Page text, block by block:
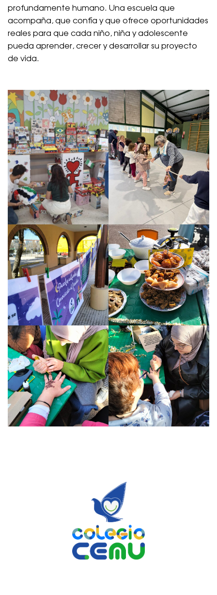
profundamente humano. Una escuela que
acompaña, que confía y que ofrece oportunidades
reales para que cada niño, niña y adolescente
pueda aprender, crecer y desarrollar su proyecto
de vida.